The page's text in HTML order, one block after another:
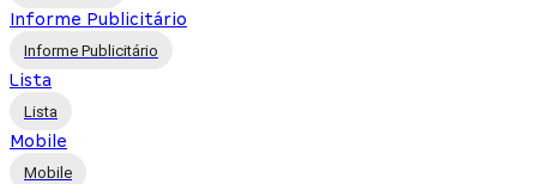
Informe Publicitário
Informe Publicitário
Lista
Lista
Mobile
Mobile